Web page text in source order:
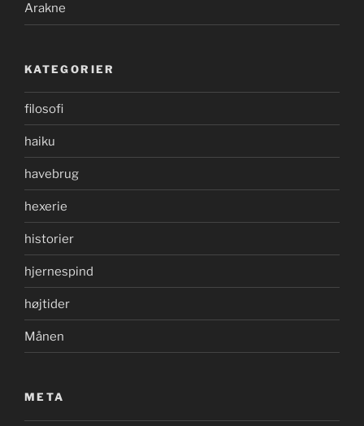
Arakne
KATEGORIER
filosofi
haiku
havebrug
hexerie
historier
hjernespind
højtider
Månen
META